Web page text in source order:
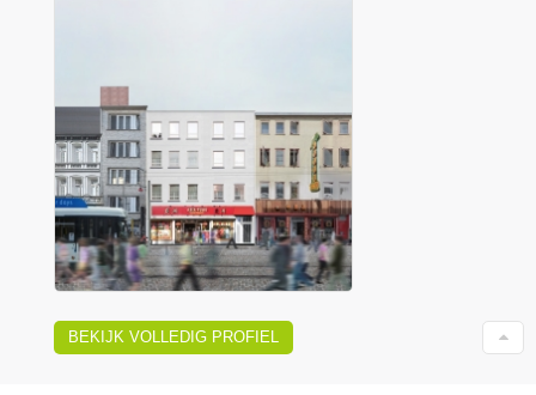
BEKIJK VOLLEDIG PROFIEL